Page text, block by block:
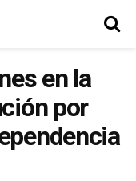
en la
por